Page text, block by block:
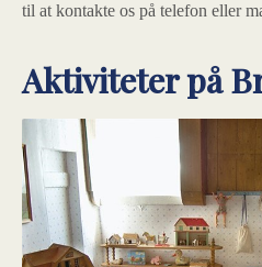
til at kontakte os på telefon eller
Aktiviteter på